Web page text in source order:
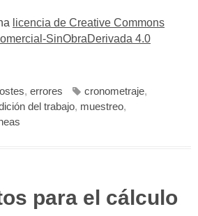
licencia de Creative Commons
SinObraDerivada 4.0
, errores cronometraje,
del trabajo, muestreo,
para el cálculo